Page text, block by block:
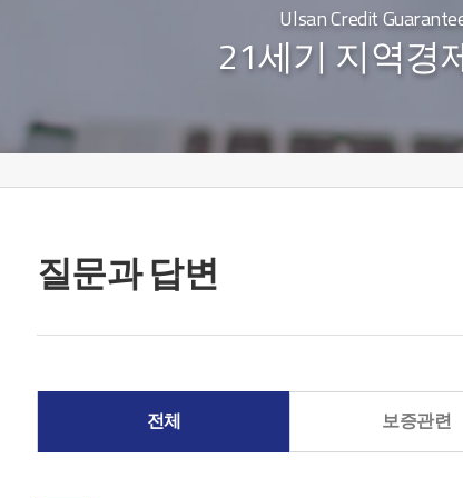
Ulsan Credit
21세기 지역경
질문과 답변
전체 보증관련